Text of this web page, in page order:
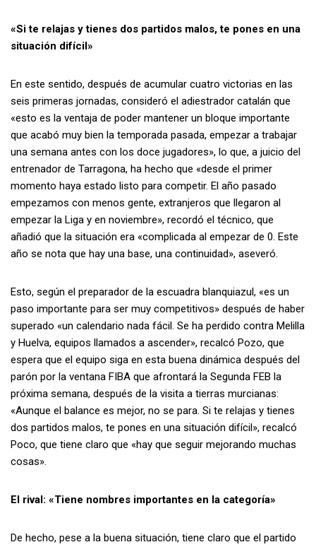
«Si te relajas y tienes dos partidos malos, te pones en una
situación difícil»
En este sentido, después de acumular cuatro victorias en las
seis primeras jornadas, consideró el adiestrador catalán que
«esto es la ventaja de poder mantener un bloque importante
que acabó muy bien la temporada pasada, empezar a trabajar
una semana antes con los doce jugadores», lo que, a juicio del
entrenador de Tarragona, ha hecho que «desde el primer
momento haya estado listo para competir. El año pasado
empezamos con menos gente, extranjeros que llegaron al
empezar la Liga y en noviembre», recordó el técnico, que
añadió que la situación era «complicada al empezar de 0. Este
año se nota que hay una base, una continuidad», aseveró.
Esto, según el preparador de la escuadra blanquiazul, «es un
paso importante para ser muy competitivos» después de haber
superado «un calendario nada fácil. Se ha perdido contra Melilla
y Huelva, equipos llamados a ascender», recalcó Pozo, que
espera que el equipo siga en esta buena dinámica después del
parón por la ventana FIBA que afrontará la Segunda FEB la
próxima semana, después de la visita a tierras murcianas:
«Aunque el balance es mejor, no se para. Si te relajas y tienes
dos partidos malos, te pones en una situación difícil», recalcó
Poco, que tiene claro que «hay que seguir mejorando muchas
cosas».
El rival: «Tiene nombres importantes en la categoría»
De hecho, pese a la buena situación, tiene claro que el partido